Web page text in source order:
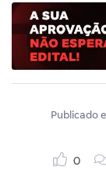
Publicado
0